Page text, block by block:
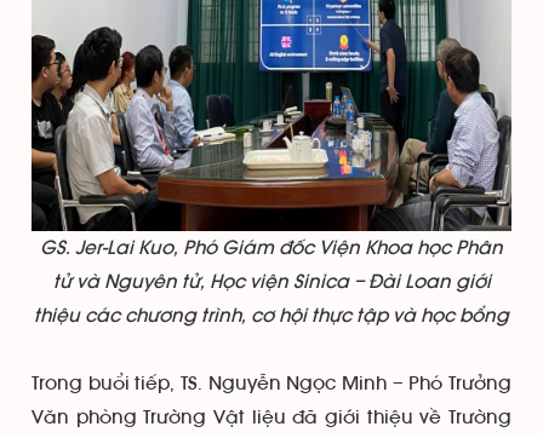
GS. Jer-Lai Kuo, Phó Giám đốc Viện Khoa học Phân
tử và Nguyên tử, Học viện Sinica – Đài Loan giới
thiệu các chương trình, cơ hội thực tập và học bổng
Trong buổi tiếp, TS. Nguyễn Ngọc Minh – Phó Trưởng
Văn phòng Trường Vật liệu đã giới thiệu về Trường